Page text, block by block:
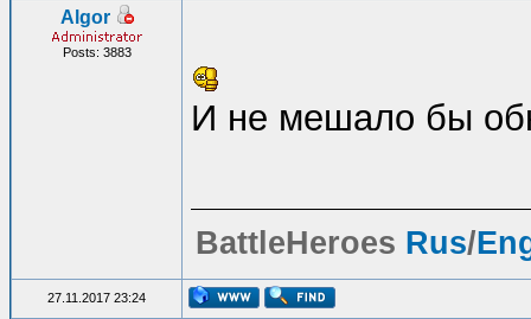
generate
tracking info
Algor
Posts: 3883
И не мешало бы
BattleHeroes Rus/
27.11.2017 23:24